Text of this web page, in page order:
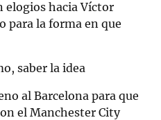
elogios hacia Víctor
para la forma en que
saber la idea
al Barcelona para que
el Manchester City